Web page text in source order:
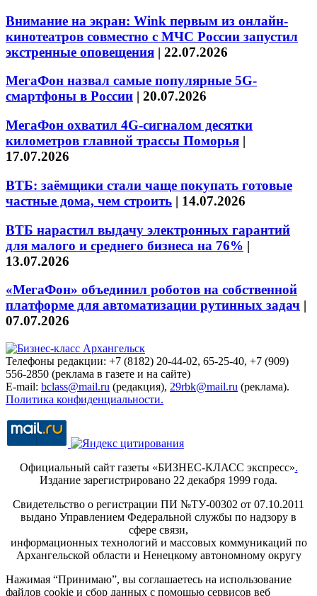
Внимание на экран: Wink первым из онлайн-
кинотеатров совместно с МЧС России запустил
экстренные оповещения | 22.07.2026
МегаФон назвал самые популярные 5G-
смартфоны в России | 20.07.2026
МегаФон охватил 4G-сигналом десятки
километров главной трассы Поморья |
17.07.2026
ВТБ: заёмщики стали чаще покупать готовые
частные дома, чем строить | 14.07.2026
ВТБ нарастил выдачу электронных гарантий
для малого и среднего бизнеса на 76% |
13.07.2026
«МегаФон» объединил роботов на собственной
платформе для автоматизации рутинных задач |
07.07.2026
Телефоны редакции: +7 (8182) 20-44-02, 65-25-40, +7 (909)
556-2850 (реклама в газете и на сайте)
E-mail: bclass@mail.ru (редакция), 29rbk@mail.ru (реклама).
Политика конфиденциальности.
Официальный сайт газеты «БИЗНЕС-КЛАСС экспресс».
Издание зарегистрировано 22 декабря 1999 года.
Свидетельство о регистрации ПИ №ТУ-00302 от 07.10.2011
выдано Управлением Федеральной службы по надзору в
сфере связи,
информационных технологий и массовых коммуникаций по
Архангельской области и Ненецкому автономному округу
Нажимая “Принимаю”, вы соглашаетесь на использование
файлов cookie и сбор данных с помощью сервисов веб